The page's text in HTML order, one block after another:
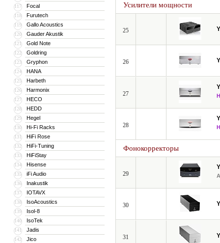
117 Focal
118 Furutech
119 Gallo Acoustics
120 Gauder Akustik
121 Gold Note
122 Goldring
123 Gryphon
124 HANA
125 Harbeth
126 Harmonix
127 HECO
128 HEDD
129 Hegel
130 Hi-Fi Racks
131 HiFi Rose
132 HiFi-Tuning
133 HiFiStay
134 Hisense
135 iFi Audio
136 Inakustik
137 IOTAVX
138 IsoAcoustics
139 Isol-8
140 IsoTek
141 Jadis
142 Jico
Усилители мощности
25
26
27
28
Фонокорректоры
29
30
31